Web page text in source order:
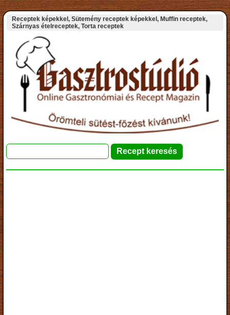
Receptek képekkel, Sütemény receptek képekkel, Muffin receptek,
Szárnyas ételreceptek, Torta receptek